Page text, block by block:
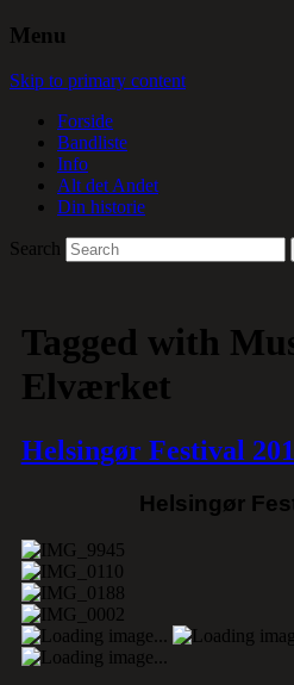
Menu
Skip to primary content
Forside
Bandliste
Info
Alt det Andet
Din historie
Search
Tagged with
Elværket
Helsingør Festival
Helsingør